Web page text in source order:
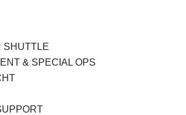
SHUTTLE
& SPECIAL OPS